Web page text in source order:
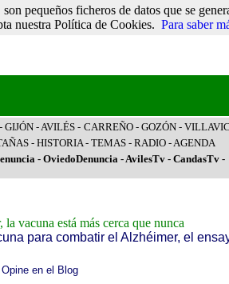
- GIJÓN - AVILÉS - CARREÑO - GOZÓN -
- HISTORIA- TEMAS - RADIO -AGENDA
- OviedoDenuncia -AvilesTv - CandasTv -
vacuna está más cerca que nunca
para combatir el Alzhéimer, el
Opine en el Blog
pequeños ficheros de datos que se
nuestra Política de Cookies. Para saber